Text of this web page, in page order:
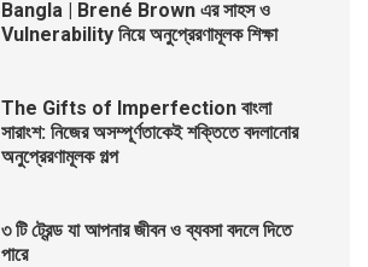
Bangla | Brené Brown এর সাহস ও
Vulnerability নিয়ে অনুপ্রেরণামূলক শিক্ষা
The Gifts of Imperfection বাংলা
সারাংশ: নিজের অসম্পূর্ণতাকেই শক্তিতে বদলানোর
অনুপ্রেরণামূলক গল্প
৩ টি ট্রেন্ড যা আপনার জীবন ও ব্যবসা বদলে দিতে
পারে